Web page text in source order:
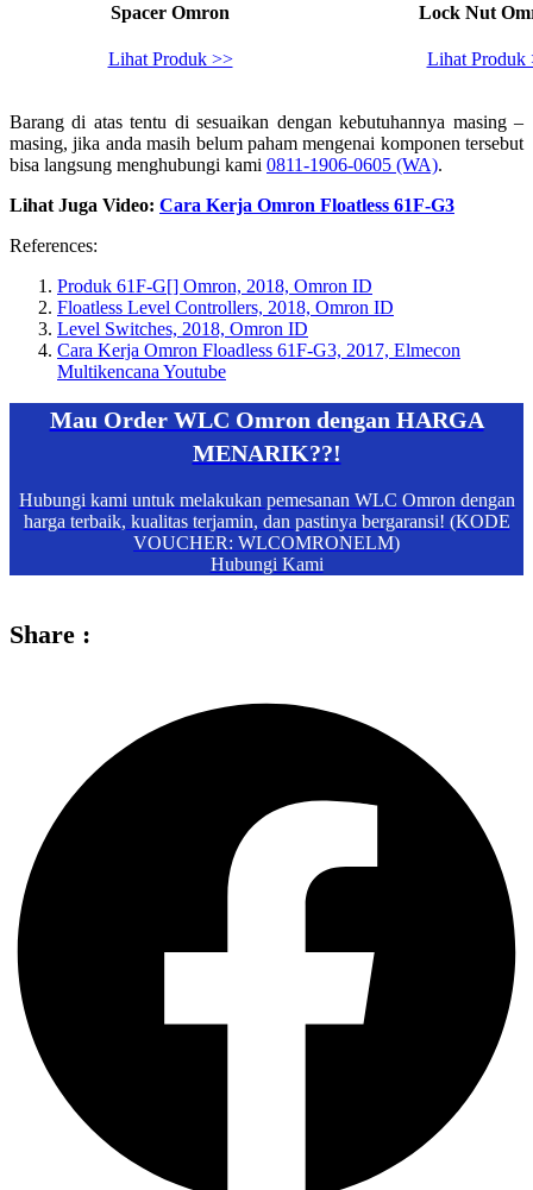
Spacer Omron
Lihat Produk >>
Lock Nut
Lihat Produk
Barang di atas tentu di sesuaikan dengan kebutuhannya masing –
masing, jika anda masih belum paham mengenai komponen tersebut
bisa langsung menghubungi kami 0811-1906-0605 (WA).
Lihat Juga Video: Cara Kerja Omron Floatless 61F-G3
References:
Produk 61F-G[] Omron, 2018, Omron ID
Floatless Level Controllers, 2018, Omron ID
Level Switches, 2018, Omron ID
Cara Kerja Omron Floadless 61F-G3, 2017, Elmecon
Multikencana Youtube
Mau Order WLC Omron dengan HARGA
MENARIK??!
Hubungi kami untuk melakukan pemesanan WLC Omron dengan
harga terbaik, kualitas terjamin, dan pastinya bergaransi! (KODE
VOUCHER: WLCOMRONELM)
Hubungi Kami
Share :